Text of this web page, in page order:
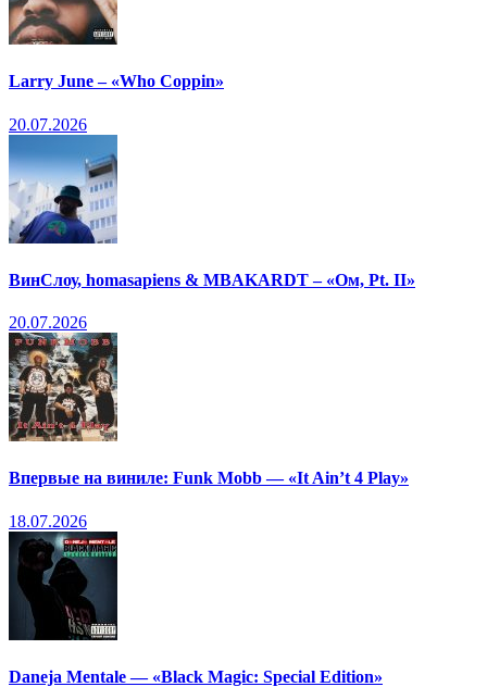
Larry June – «Who Coppin»
20.07.2026
ВинСлоу, homasapiens & MBAKARDT – «Ом, Pt. II»
20.07.2026
Впервые на виниле: Funk Mobb — «It Ain’t 4 Play»
18.07.2026
Daneja Mentale — «Black Magic: Special Edition»